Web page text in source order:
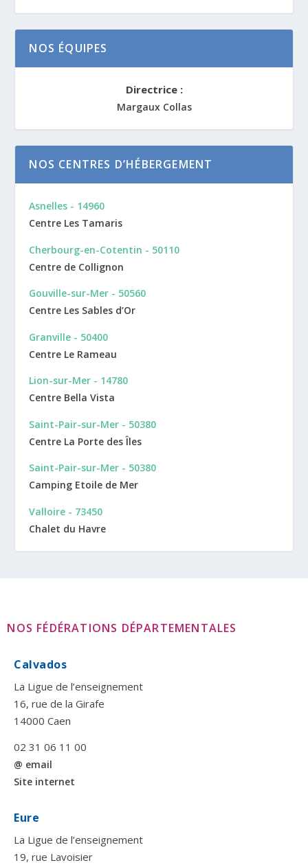
NOS ÉQUIPES
Directrice :
Margaux Collas
NOS CENTRES D’HÉBERGEMENT
Asnelles - 14960
Centre Les Tamaris
Cherbourg-en-Cotentin - 50110
Centre de Collignon
Gouville-sur-Mer - 50560
Centre Les Sables d’Or
Granville - 50400
Centre Le Rameau
Lion-sur-Mer - 14780
Centre Bella Vista
Saint-Pair-sur-Mer - 50380
Centre La Porte des Îles
Saint-Pair-sur-Mer - 50380
Camping Etoile de Mer
Valloire - 73450
Chalet du Havre
NOS FÉDÉRATIONS DÉPARTEMENTALES
Calvados
La Ligue de l’enseignement
16, rue de la Girafe
14000 Caen
02 31 06 11 00
@ email
Site internet
Eure
La Ligue de l’enseignement
19, rue Lavoisier